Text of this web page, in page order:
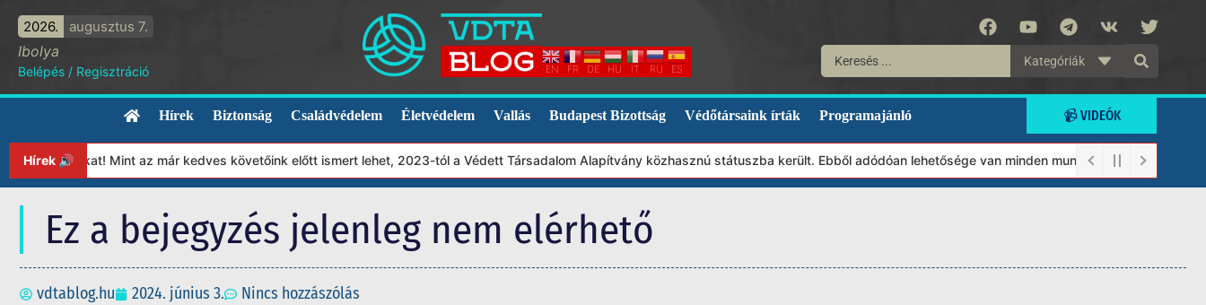
2026. augusztus 7.
Ibolya
Belépés / Regisztráció EN FR DE HU IT RU ES
Kategóriák
Hírek Biztonság Családvédelem Életvédelem Vallás Budapest Bizottság Védőtársaink írták Programajánló 📹 VIDEÓK
Hírek 🔊 Mint az már kedves követőink előtt ismert lehet, 2023-tól a Védett Társadalom Alapítvány közhasznú státuszba került. Ebből adódóan lehetősége van minden munkánkat segíteni
Ez a bejegyzés jelenleg nem elérhető
vdtablog.hu 2024. június 3. Nincs hozzászólás